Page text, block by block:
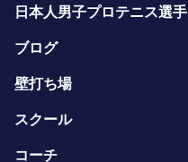
日本人男子プロテニス選手
ブログ
壁打ち場
スクール
コーチ